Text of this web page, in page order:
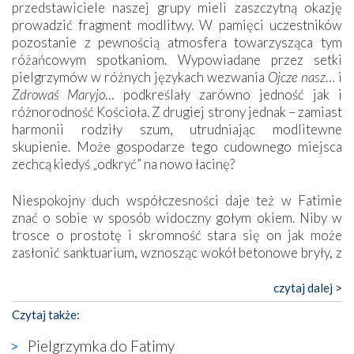
przedstawiciele naszej grupy mieli zaszczytną okazję
prowadzić fragment modlitwy. W pamięci uczestników
pozostanie z pewnością atmosfera towarzysząca tym
różańcowym spotkaniom. Wypowiadane przez setki
pielgrzymów w różnych językach wezwania Ojcze nasz… i
Zdrowaś Maryjo… podkreślały zarówno jedność jak i
różnorodność Kościoła. Z drugiej strony jednak – zamiast
harmonii rodziły szum, utrudniając modlitewne
skupienie. Może gospodarze tego cudownego miejsca
zechcą kiedyś „odkryć” na nowo łacinę?
Niespokojny duch współczesności daje też w Fatimie
znać o sobie w sposób widoczny gołym okiem. Niby w
trosce o prostotę i skromność stara się on jak może
zasłonić sanktuarium, wznosząc wokół betonowe bryły, z
katolickiego kultu. Tylko co wspólnego z żywą,
autentyczną wiarą mogą mieć płaskie, szare bunkry albo
kaplice, w których Tabernakulum przypomina bardziej
skrzynkę na narzędzia? Albo co powiedzieć o ustawionym
czytaj dalej >
Czytaj także:
Pielgrzymka do Fatimy